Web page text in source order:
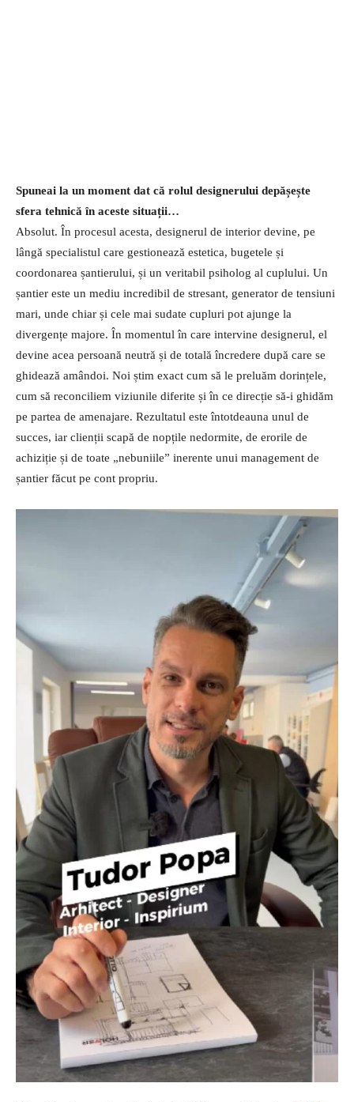
Spuneai la un moment dat că rolul designerului depășește
sfera tehnică în aceste situații…
Absolut. În procesul acesta, designerul de interior devine, pe
lângă specialistul care gestionează estetica, bugetele și
coordonarea șantierului, și un veritabil psiholog al cuplului. Un
șantier este un mediu incredibil de stresant, generator de tensiuni
mari, unde chiar și cele mai sudate cupluri pot ajunge la
divergențe majore. În momentul în care intervine designerul, el
devine acea persoană neutră și de totală încredere după care se
ghidează amândoi. Noi știm exact cum să le preluăm dorințele,
cum să reconciliem viziunile diferite și în ce direcție să-i ghidăm
pe partea de amenajare. Rezultatul este întotdeauna unul de
succes, iar clienții scapă de nopțile nedormite, de erorile de
achiziție și de toate „nebuniile” inerente unui management de
șantier făcut pe cont propriu.